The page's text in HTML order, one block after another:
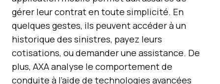
gérer leur contrat en toute simplicité. En
quelques gestes, ils peuvent accéder à un
historique des sinistres, payez leurs
cotisations, ou demander une assistance. De
plus, AXA analyse le comportement de
conduite à l’aide de technologies avancées